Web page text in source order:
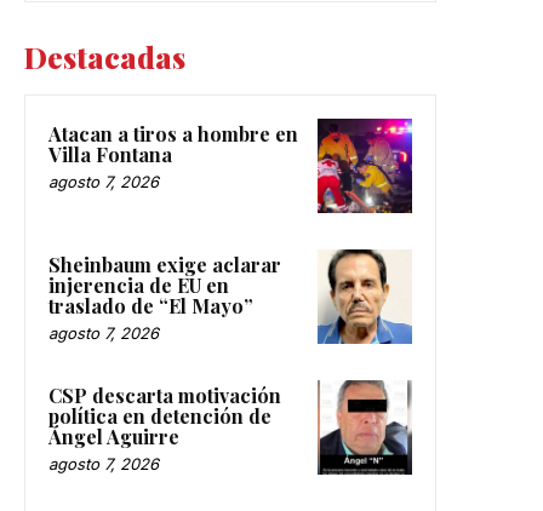
Destacadas
Atacan a tiros a hombre en
Villa Fontana
agosto 7, 2026
Sheinbaum exige aclarar
injerencia de EU en
traslado de “El Mayo”
agosto 7, 2026
CSP descarta motivación
política en detención de
Ángel Aguirre
agosto 7, 2026